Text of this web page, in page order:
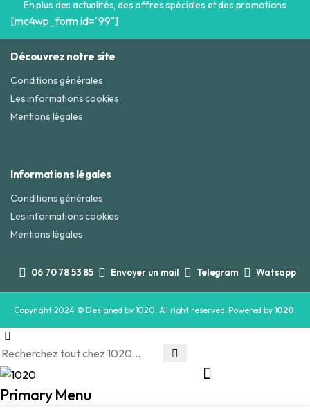
En plus des actualités, des offres spéciales et des promotions
[mc4wp_form id="99"]
Découvrez notre site
Conditions générales
Les informations cookies
Mentions légales
Informations légales
Conditions générales
Les informations cookies
Mentions légales
06 70 78 53 85 Envoyer un mail Telegram Watsapp
Copyright 2024 © Designed by 1020. All right reserved. Powered by 1020
Primary Menu